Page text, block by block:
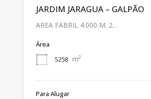
JARDIM JARAGUA – GALPÃO
AREA FABRIL 4.000 M. 2…
Área
5258 m²
Para Alugar